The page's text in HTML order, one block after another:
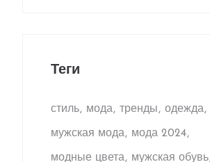
Теги
стиль мода тренды одежда
мужская мода мода 2024
модные цвета мужская обувь